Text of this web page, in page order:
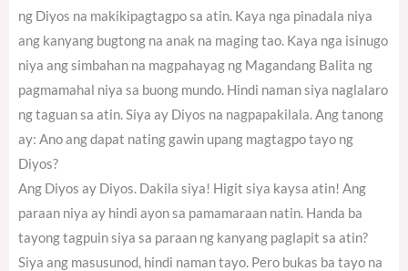
ng Diyos na makikipagtagpo sa atin. Kaya nga pinadala niya
ang kanyang bugtong na anak na maging tao. Kaya nga isinugo
niya ang simbahan na magpahayag ng Magandang Balita ng
pagmamahal niya sa buong mundo. Hindi naman siya naglalaro
ng taguan sa atin. Siya ay Diyos na nagpapakilala. Ang tanong
ay: Ano ang dapat nating gawin upang magtagpo tayo ng
Diyos?
Ang Diyos ay Diyos. Dakila siya! Higit siya kaysa atin! Ang
paraan niya ay hindi ayon sa pamamaraan natin. Handa ba
tayong tagpuin siya sa paraan ng kanyang paglapit sa atin?
Siya ang masusunod, hindi naman tayo. Pero bukas ba tayo na